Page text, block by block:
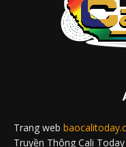
Trang web
Truyền Thông Cali Today